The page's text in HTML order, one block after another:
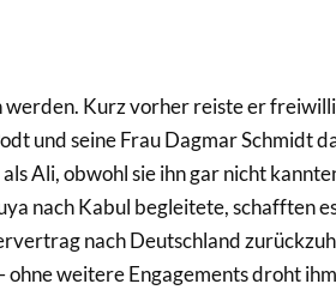
Kurz vorher reiste er
und seine Frau Dagmar Schmidt
Ali, obwohl sie ihn gar nicht
nach Kabul begleitete, schafften
nach Deutschland
weitere Engagements droht